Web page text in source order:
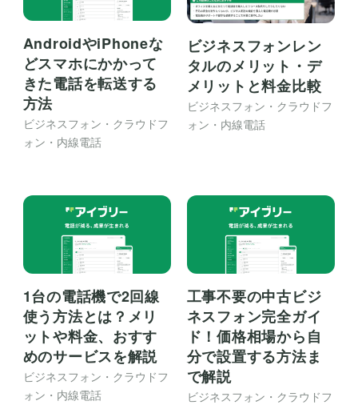
AndroidやiPhoneな
どスマホにかかって
きた電話を転送する
方法
ビジネスフォン・クラウドフ
ォン・内線電話
ビジネスフォンレン
タルのメリット・デ
メリットと料金比較
ビジネスフォン・クラウドフ
ォン・内線電話
1台の電話機で2回線
使う方法とは？メリ
ットや料金、おすす
めのサービスを解説
ビジネスフォン・クラウドフ
ォン・内線電話
工事不要の中古ビジ
ネスフォン完全ガイ
ド！価格相場から自
分で設置する方法ま
で解説
ビジネスフォン・クラウドフ